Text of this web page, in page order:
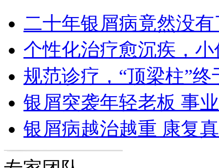
二十年银屑病竟然没
个性化治疗愈沉疾，
规范诊疗，“顶梁柱”终
银屑突袭年轻老板 事
银屑病越治越重 康复